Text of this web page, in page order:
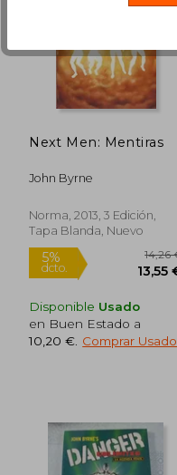
dcto.
Next Men: Mentiras
John Byrne
Norma, 2013, 3 Edición,
Tapa Blanda, Nuevo
Disponible Usado
en Buen Estado a
10,20 € Comprar Usado